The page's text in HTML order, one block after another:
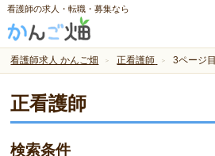
看護師の求人・転職・募集なら
看護師求人 かんご畑 正看護師 3ページ目
正看護師
検索条件